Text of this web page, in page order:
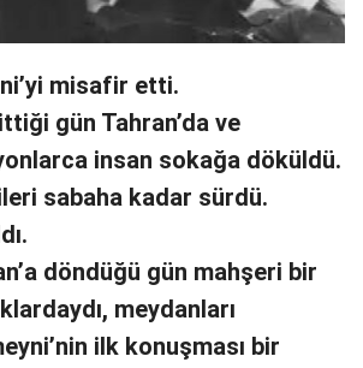
misafir etti.
gün Tahran’da ve
insan sokağa döküldü.
sabaha kadar sürdü.
döndüğü gün mahşeri bir
meydanları
ilk konuşması bir